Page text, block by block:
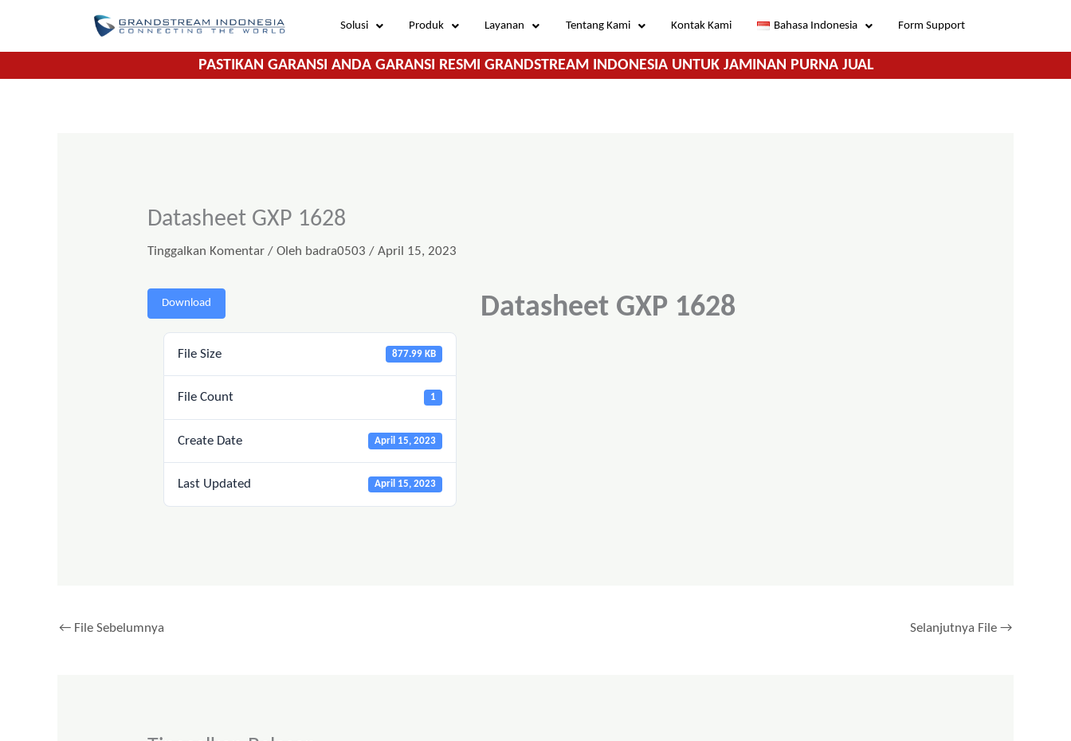
konten
Solusi Produk Layanan Tentang Kami Kontak Kami Bahasa Indonesia Form Support
PASTIKAN GARANSI ANDA GARANSI RESMI GRANDSTREAM INDONESIA UNTUK JAMINAN PURNA JUAL
Datasheet GXP 1628
Tinggalkan Komentar / Oleh badra0503/April 15, 2023
Download
File Size 877.99 KB
File Count 1
Create Date April 15, 2023
Last Updated April 15, 2023
Datasheet GXP 1628
← File Sebelumnya Selanjutnya File →